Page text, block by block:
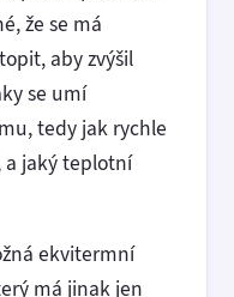
že se má
aby zvýšil
se umí
tedy jak rychle
a jaký teplotní
ekvitermní
má jinak jen